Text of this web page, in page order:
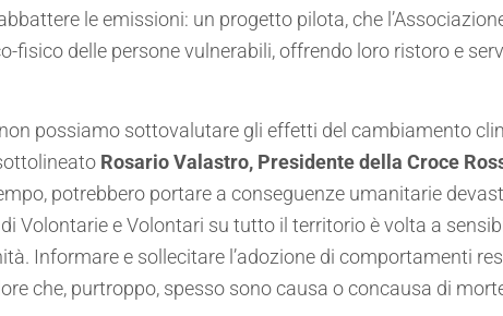
le emissioni: un progetto pilota, che
fisico delle persone vulnerabili, offrendo loro ristoro e
possiamo sottovalutare gli effetti del cambiamento
Rosario Valastro, Presidente della Croce
potrebbero portare a conseguenze umanitarie
Volontarie e Volontari su tutto il territorio è volta a
Informare e sollecitare l’adozione di comportamenti
che, purtroppo, spesso sono causa o concausa di